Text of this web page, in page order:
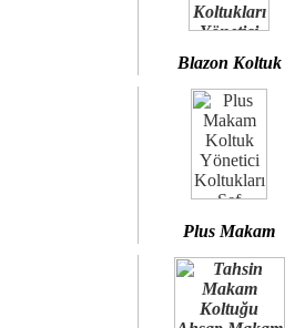
Blazon Koltuk
Plus Makam